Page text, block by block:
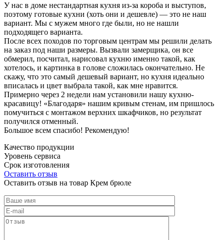
У нас в доме нестандартная кухня из-за короба и выступов,
поэтому готовые кухни (хоть они и дешевле) — это не наш
вариант. Мы с мужем много где были, но не нашли
подходящего варианта.
После всех походов по торговым центрам мы решили делать
на заказ под наши размеры. Вызвали замерщика, он все
обмерил, посчитал, нарисовал кухню именно такой, как
хотелось, и картинка в голове сложилась окончательно. Не
скажу, что это самый дешевый вариант, но кухня идеально
вписалась и цвет выбрала такой, как мне нравится.
Примерно через 2 недели нам установили нашу кухню-
красавицу! «Благодаря» нашим кривым стенам, им пришлось
помучиться с монтажом верхних шкафчиков, но результат
получился отменный.
Большое всем спасибо! Рекомендую!
Качество продукции
Уровень сервиса
Срок изготовления
Оставить отзыв
Оставить отзыв на товар Крем брюле